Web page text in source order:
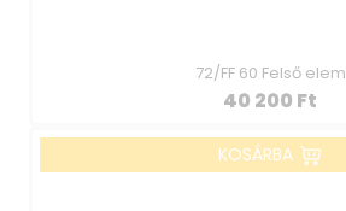
72/FF 60 Felső elem
40 200 Ft
KOSÁRBA